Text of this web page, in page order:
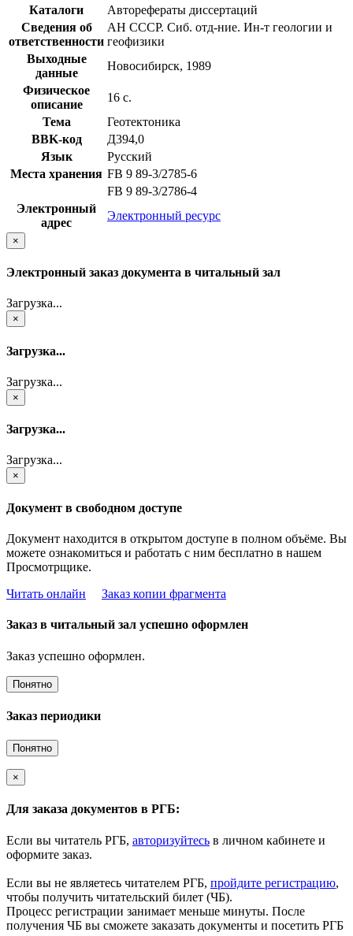
Каталоги
Авторефераты диссертаций
Сведения об
ответственности
АН СССР. Сиб. отд-ние. Ин-т геологии и
геофизики
Выходные
данные
Новосибирск, 1989
Физическое
описание
16 с.
Тема
Геотектоника
BBK-код
Д394,0
Язык
Русский
Места хранения FB 9 89-3/2785-6
FB 9 89-3/2786-4
Электронный
адрес
Электронный ресурс
×
Электронный заказ документа в читальный зал
Загрузка...
×
Загрузка...
Загрузка...
×
Загрузка...
Загрузка...
×
Документ в свободном доступе
Документ находится в открытом доступе в полном объёме. Вы
можете ознакомиться и работать с ним бесплатно в нашем
Просмотрщике.
Читать онлайн
Заказ копии фрагмента
Заказ в читальный зал успешно оформлен
Заказ успешно оформлен.
Понятно
Заказ периодики
Понятно
×
Для заказа документов в РГБ:
Если вы читатель РГБ, авторизуйтесь в личном кабинете и
оформите заказ.
Если вы не являетесь читателем РГБ, пройдите регистрацию,
чтобы получить читательский билет (ЧБ).
Процесс регистрации занимает меньше минуты. После
получения ЧБ вы сможете заказать документы и посетить РГБ